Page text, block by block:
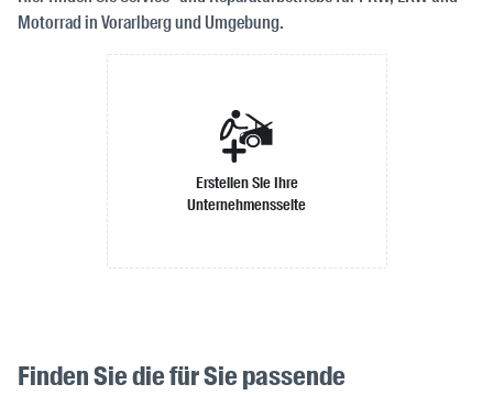
Motorrad in Vorarlberg und Umgebung.
Erstellen Sie Ihre
Unternehmensseite
Finden Sie die für Sie passende